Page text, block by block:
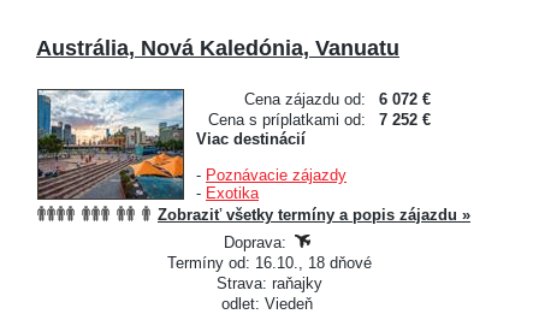
Austrália, Nová Kaledónia, Vanuatu
Cena zájazdu od:
6 072 €
Cena s príplatkami od:
7 252 €
Viac destinácií
- Poznávacie zájazdy
- Exotika
Zobraziť všetky termíny a popis zájazdu »
Doprava:
Termíny od: 16.10., 18 dňové
Strava: raňajky
odlet: Viedeň